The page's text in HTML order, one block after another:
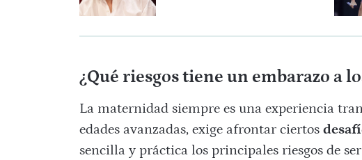
¿Qué riesgos tiene un embarazo a
La maternidad siempre es una experiencia
edades avanzadas, exige afrontar ciertos
sencilla y práctica los principales riesgos de